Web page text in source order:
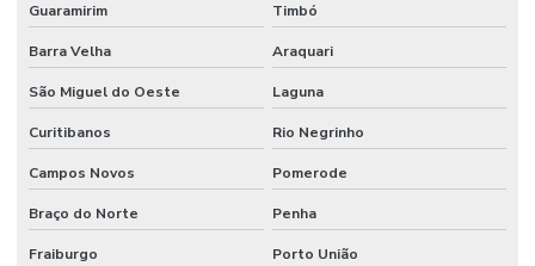
Guaramirim Timbó
Barra Velha Araquari
São Miguel do Oeste Laguna
Curitibanos Rio Negrinho
Campos Novos Pomerode
Braço do Norte Penha
Fraiburgo Porto União